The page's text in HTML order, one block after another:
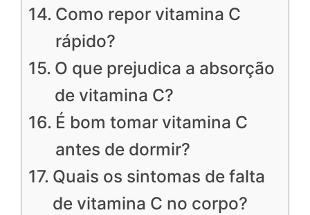
Como repor vitamina C
rápido?
O que prejudica a absorção
de vitamina C?
É bom tomar vitamina C
antes de dormir?
Quais os sintomas de falta
de vitamina C no corpo?